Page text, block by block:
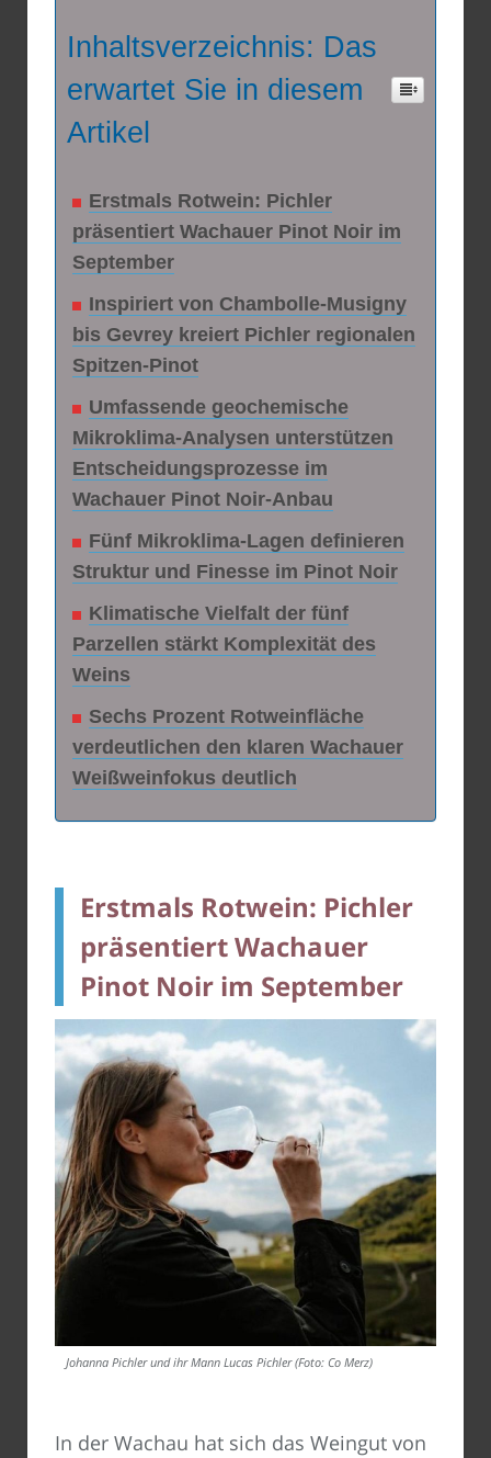
Inhaltsverzeichnis: Das
erwartet Sie in diesem
Artikel
Erstmals Rotwein: Pichler
präsentiert Wachauer Pinot Noir im
September
Inspiriert von Chambolle-Musigny
bis Gevrey kreiert Pichler regionalen
Spitzen-Pinot
Umfassende geochemische
Mikroklima-Analysen unterstützen
Entscheidungsprozesse im
Wachauer Pinot Noir-Anbau
Fünf Mikroklima-Lagen definieren
Struktur und Finesse im Pinot Noir
Klimatische Vielfalt der fünf
Parzellen stärkt Komplexität des
Weins
Sechs Prozent Rotweinfläche
verdeutlichen den klaren Wachauer
Weißweinfokus deutlich
Erstmals Rotwein: Pichler
präsentiert Wachauer
Pinot Noir im September
Johanna Pichler und ihr Mann Lucas Pichler (Foto: Co Merz)
In der Wachau hat sich das Weingut von